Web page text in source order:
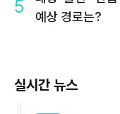
5
예상 경로는?
실시간 뉴스